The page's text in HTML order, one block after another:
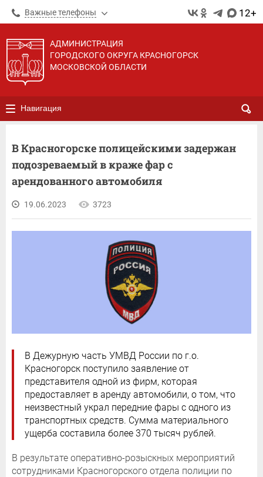
Важные телефоны 12+
АДМИНИСТРАЦИЯ
ГОРОДСКОГО ОКРУГА КРАСНОГОРСК
МОСКОВСКОЙ ОБЛАСТИ
Навигация
В Красногорске полицейскими задержан
подозреваемый в краже фар с
арендованного автомобиля
19.06.2023 3723
В Дежурную часть УМВД России по г.о.
Красногорск поступило заявление от
представителя одной из фирм, которая
предоставляет в аренду автомобили, о том, что
неизвестный украл передние фары с одного из
транспортных средств. Сумма материального
ущерба составила более 370 тысяч рублей.
В результате оперативно-розыскных мероприятий
сотрудниками Красногорского отдела полиции по